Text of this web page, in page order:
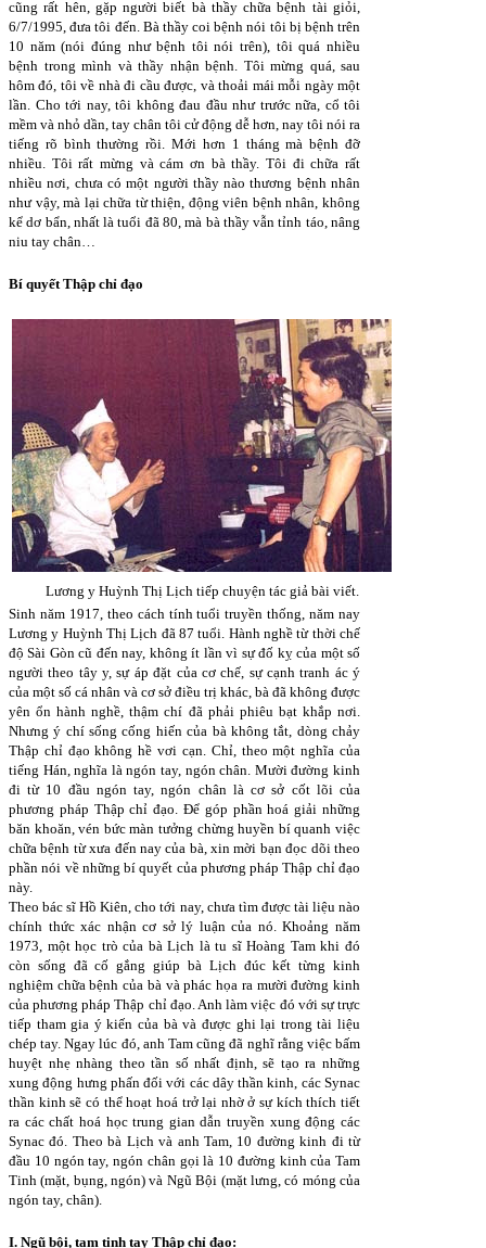
cũng rất hên, gặp người biết bà thầy chữa bệnh tài giỏi,
6/7/1995, đưa tôi đến. Bà thầy coi bệnh nói tôi bị bệnh trên
10 năm (nói đúng như bệnh tôi nói trên), tôi quá nhiều
bệnh trong mình và thầy nhận bệnh. Tôi mừng quá, sau
hôm đó, tôi về nhà đi cầu được, và thoải mái mỗi ngày một
lần. Cho tới nay, tôi không đau đầu như trước nữa, cổ tôi
mềm và nhỏ dần, tay chân tôi cử động dễ hơn, nay tôi nói ra
tiếng rõ bình thường rồi. Mới hơn 1 tháng mà bệnh đỡ
nhiều. Tôi rất mừng và cám ơn bà thầy. Tôi đi chữa rất
nhiều nơi, chưa có một người thầy nào thương bệnh nhân
như vậy, mà lại chữa từ thiện, động viên bệnh nhân, không
kể dơ bẩn, nhất là tuổi đã 80, mà bà thầy vẫn tỉnh táo, nâng
niu tay chân…
Bí quyết Thập chỉ đạo
Lương y Huỳnh Thị Lịch tiếp chuyện tác giả bài viết.
Sinh năm 1917, theo cách tính tuổi truyền thống, năm nay
Lương y Huỳnh Thị Lịch đã 87 tuổi. Hành nghề từ thời chế
độ Sài Gòn cũ đến nay, không ít lần vì sự đố kỵ của một số
người theo tây y, sự áp đặt của cơ chế, sự cạnh tranh ác ý
của một số cá nhân và cơ sở điều trị khác, bà đã không được
yên ổn hành nghề, thậm chí đã phải phiêu bạt khắp nơi.
Nhưng ý chí sống cống hiến của bà không tắt, dòng chảy
Thập chỉ đạo không hề vơi cạn. Chỉ, theo một nghĩa của
tiếng Hán, nghĩa là ngón tay, ngón chân. Mười đường kinh
đi từ 10 đầu ngón tay, ngón chân là cơ sở cốt lõi của
phương pháp Thập chỉ đạo. Để góp phần hoá giải những
băn khoăn, vén bức màn tưởng chừng huyền bí quanh việc
chữa bệnh từ xưa đến nay của bà, xin mời bạn đọc dõi theo
phần nói về những bí quyết của phương pháp Thập chỉ đạo
này.
Theo bác sĩ Hồ Kiên, cho tới nay, chưa tìm được tài liệu nào
chính thức xác nhận cơ sở lý luận của nó. Khoảng năm
1973, một học trò của bà Lịch là tu sĩ Hoàng Tam khi đó
còn sống đã cố gắng giúp bà Lịch đúc kết từng kinh
nghiệm chữa bệnh của bà và phác họa ra mười đường kinh
của phương pháp Thập chỉ đạo. Anh làm việc đó với sự trực
tiếp tham gia ý kiến của bà và được ghi lại trong tài liệu
chép tay. Ngay lúc đó, anh Tam cũng đã nghĩ rằng việc bấm
huyệt nhẹ nhàng theo tần số nhất định, sẽ tạo ra những
xung động hưng phấn đối với các dây thần kinh, các Synac
thần kinh sẽ có thể hoạt hoá trở lại nhờ ở sự kích thích tiết
ra các chất hoá học trung gian dẫn truyền xung động các
Synac đó. Theo bà Lịch và anh Tam, 10 đường kinh đi từ
đầu 10 ngón tay, ngón chân gọi là 10 đường kinh của Tam
Tinh (mặt, bụng, ngón) và Ngũ Bội (mặt lưng, có móng của
ngón tay, chân).
I. Ngũ bội, tam tinh tay Thập chỉ đạo: